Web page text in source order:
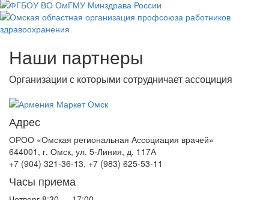
Наши партнеры
Организации с которыми сотрудничает ассоциция
Адрес
ОРОО «Омская региональная Ассоциация врачей»
644001, г. Омск, ул. 5-Линия, д. 117А
+7 (904) 321-36-13, +7 (983) 625-53-11
Часы приема